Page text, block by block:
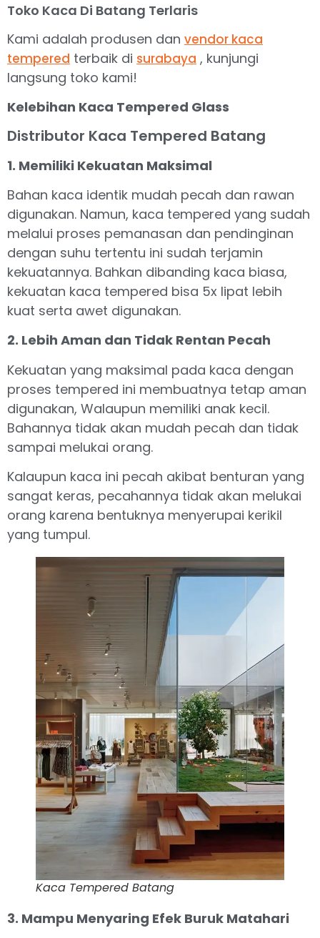
Toko Kaca Di Batang Terlaris
Kami adalah produsen dan vendor kaca
tempered terbaik di surabaya , kunjungi
langsung toko kami!
Kelebihan Kaca Tempered Glass
Distributor Kaca Tempered Batang
1. Memiliki Kekuatan Maksimal
Bahan kaca identik mudah pecah dan rawan
digunakan. Namun, kaca tempered yang sudah
melalui proses pemanasan dan pendinginan
dengan suhu tertentu ini sudah terjamin
kekuatannya. Bahkan dibanding kaca biasa,
kekuatan kaca tempered bisa 5x lipat lebih
kuat serta awet digunakan.
2. Lebih Aman dan Tidak Rentan Pecah
Kekuatan yang maksimal pada kaca dengan
proses tempered ini membuatnya tetap aman
digunakan, Walaupun memiliki anak kecil.
Bahannya tidak akan mudah pecah dan tidak
sampai melukai orang.
Kalaupun kaca ini pecah akibat benturan yang
sangat keras, pecahannya tidak akan melukai
orang karena bentuknya menyerupai kerikil
yang tumpul.
Kaca Tempered Batang
3. Mampu Menyaring Efek Buruk Matahari